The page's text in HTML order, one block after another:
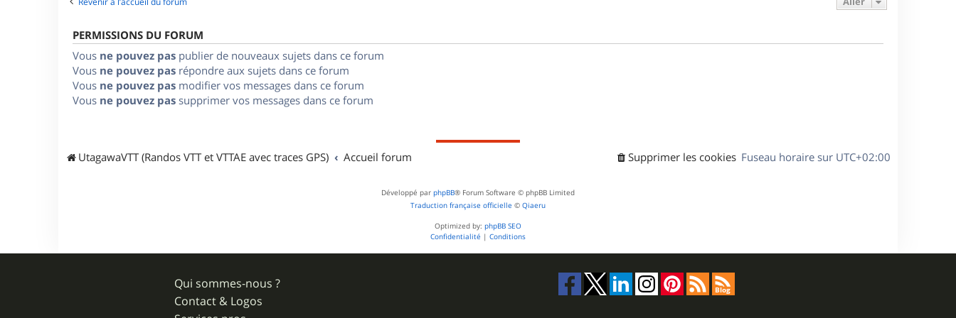
e
PERMISSIONS DU FORUM
Vous ne pouvez pas publier de nouveaux sujets dans ce forum
Vous ne pouvez pas répondre aux sujets dans ce forum
Vous ne pouvez pas modifier vos messages dans ce forum
Vous ne pouvez pas supprimer vos messages dans ce forum
UtagawaVTT (Randos VTT et VTTAE avec traces GPS) Accueil forum Fuseau horaire sur UTC+02:00
Supprimer les cookies
Développé par phpBB® Forum Software © phpBB Limited
Traduction française officielle © Qiaeru
Optimized by: phpBB SEO
Confidentialité | Conditions
Qui sommes-nous ?
Contact & Logos